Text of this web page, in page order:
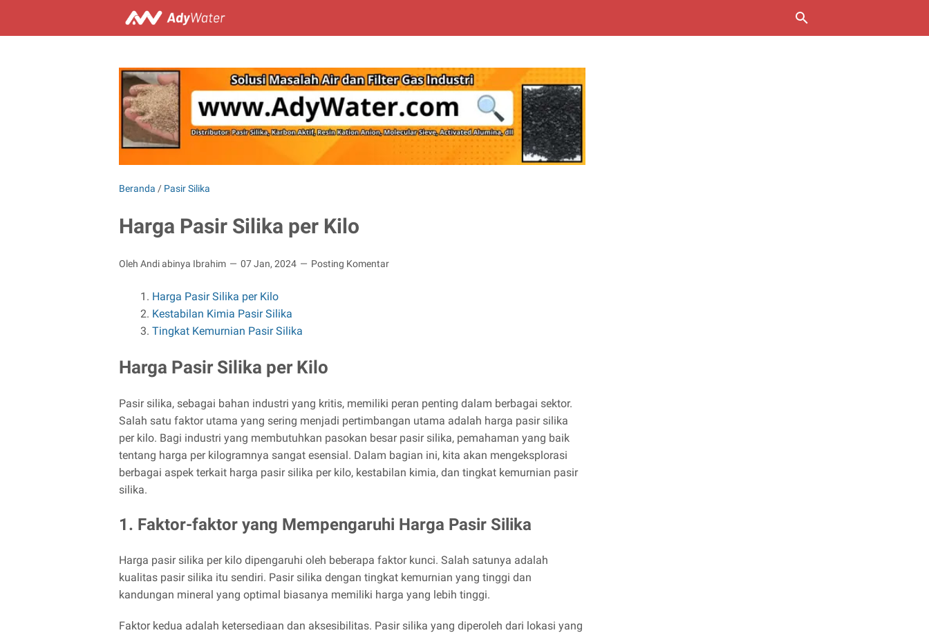
Beranda / Pasir Silika
Harga Pasir Silika per Kilo
Oleh Andi abinya Ibrahim 07 Jan, 2024 Posting Komentar
Harga Pasir Silika per Kilo
Kestabilan Kimia Pasir Silika
Tingkat Kemurnian Pasir Silika
Harga Pasir Silika per Kilo
Pasir silika, sebagai bahan industri yang kritis, memiliki peran penting dalam berbagai sektor.
Salah satu faktor utama yang sering menjadi pertimbangan utama adalah harga pasir silika
per kilo. Bagi industri yang membutuhkan pasokan besar pasir silika, pemahaman yang baik
tentang harga per kilogramnya sangat esensial. Dalam bagian ini, kita akan mengeksplorasi
berbagai aspek terkait harga pasir silika per kilo, kestabilan kimia, dan tingkat kemurnian pasir
silika.
1. Faktor-faktor yang Mempengaruhi Harga Pasir Silika
Harga pasir silika per kilo dipengaruhi oleh beberapa faktor kunci. Salah satunya adalah
kualitas pasir silika itu sendiri. Pasir silika dengan tingkat kemurnian yang tinggi dan
kandungan mineral yang optimal biasanya memiliki harga yang lebih tinggi.
Faktor kedua adalah ketersediaan dan aksesibilitas. Pasir silika yang diperoleh dari lokasi yang